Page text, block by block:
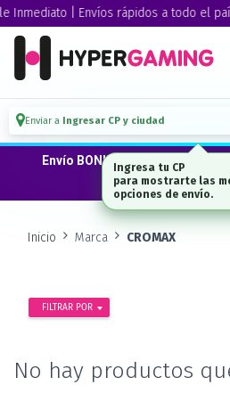
Inmediato | Envíos rápidos a todo el
Enviar a Ingresar CP y ciudad
Envío BONIFICADO a CABA ·
desde $300.000*
Inicio Marca CROMAX
FILTRAR POR
No hay productos
Ingresa tu CP
para mostrarte las
opciones de envío.